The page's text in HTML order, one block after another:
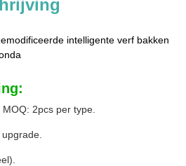
intelligente verf bakken
2pcs per type.